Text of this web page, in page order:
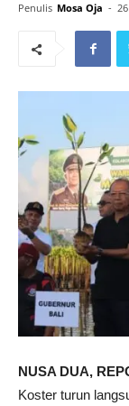
Penulis Mosa Oja -
NUSA DUA,
Koster turun